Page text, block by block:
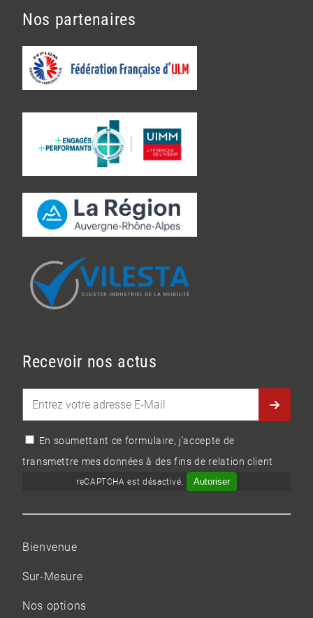
Nos partenaires
Recevoir nos actus
En soumettant ce formulaire, j'accepte de
transmettre mes données à des fins de relation client
reCAPTCHA est désactivé. Autoriser
Bienvenue
Sur-Mesure
Nos options